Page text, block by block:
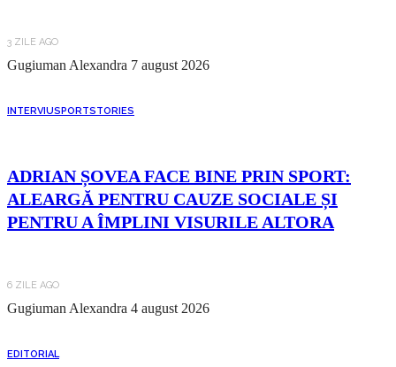
3 ZILE AGO
Gugiuman Alexandra 7 august 2026
INTERVIUSPORTSTORIES
ADRIAN ȘOVEA FACE BINE PRIN SPORT:
ALEARGĂ PENTRU CAUZE SOCIALE ȘI
PENTRU A ÎMPLINI VISURILE ALTORA
6 ZILE AGO
Gugiuman Alexandra 4 august 2026
EDITORIAL